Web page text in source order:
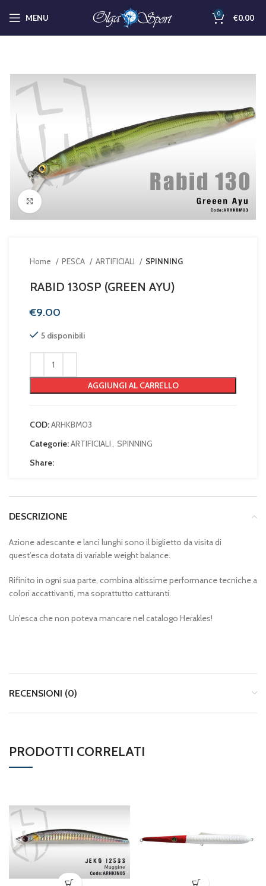
MENU 0 €0.00
Home PESCA ARTIFICIALI SPINNING
RABID 130SP (GREEN AYU)
€
5 disponibili
AGGIUNGI AL CARRELLO
COD:ARHKBM03
Categorie:ARTIFICIALI, SPINNING
Share:
DESCRIZIONE
Azione adescante e lanci lunghi sono il biglietto da visita di
quest’esca dotata di variable weight balance.
Rifinito in ogni sua parte, combina altissime performance tecniche a
colori accattivanti, ma soprattutto catturanti.
Un’esca che non poteva mancare nel catalogo Herakles!
RECENSIONI (0)
PRODOTTI CORRELATI